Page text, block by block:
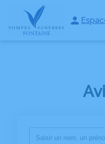
NOS SERVICES NOTRE